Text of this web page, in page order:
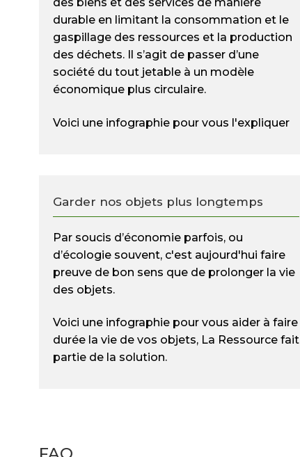
durable en limitant la consommation et le
gaspillage des ressources et la production
des déchets. Il s’agit de passer d’une
société du tout jetable à un modèle
économique plus circulaire.
Voici une infographie pour vous l'expliquer
Garder nos objets plus longtemps
Par soucis d’économie parfois, ou
d’écologie souvent, c'est aujourd'hui faire
preuve de bon sens que de prolonger la vie
des objets.
Voici une infographie pour vous aider à faire
durée la vie de vos objets, La Ressource fait
partie de la solution.